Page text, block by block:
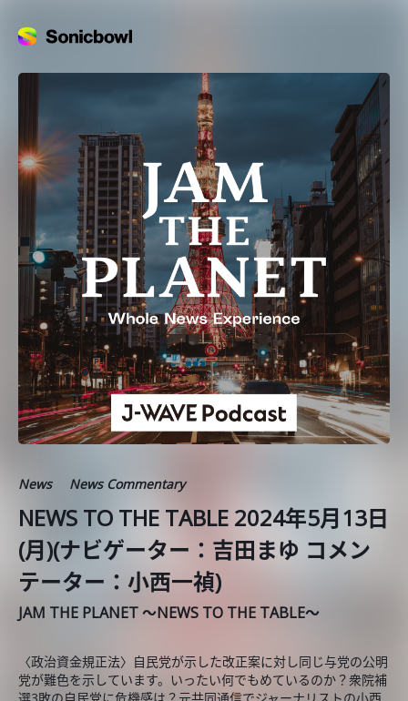
News News Commentary
NEWS TO THE TABLE 2024年5月13日
(月)(ナビゲーター：吉田まゆ コメン
テーター：小西一禎)
JAM THE PLANET ～NEWS TO THE TABLE～
〈政治資金規正法〉自民党が示した改正案に対し同じ与党の公明
党が難色を示しています。いったい何でもめているのか？衆院補